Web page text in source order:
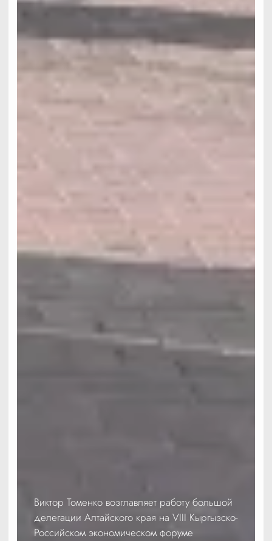
Виктор Томенко возглавляет работу большой
делегации Алтайского края на VIII Кыргызско-
Российском экономическом форуме